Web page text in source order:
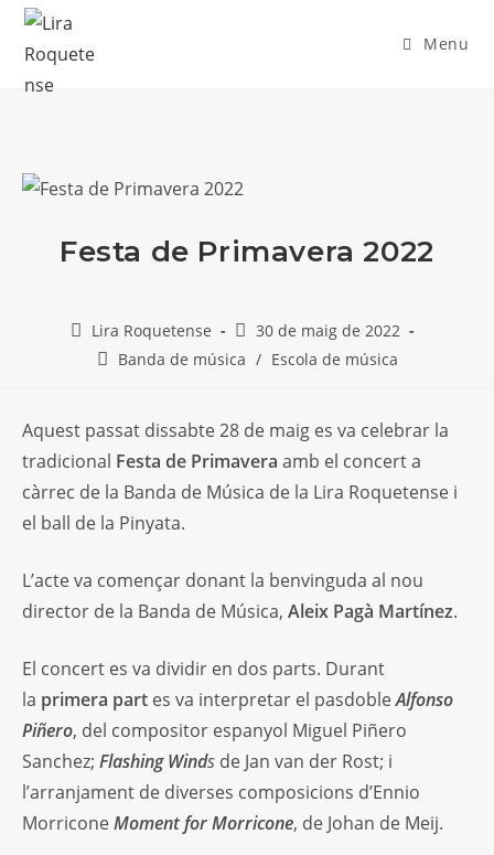
Skip
content
Menu
Festa de Primavera 2022
Post
author:
Lira Roquetense
Post
published:
30 de maig de 2022
PostBanda de música / Escola de música
Aquest passat dissabte 28 de maig es va celebrar la
tradicional Festa de Primavera amb el concert a
càrrec de la Banda de Música de la Lira Roquetense i
el ball de la Pinyata.
L’acte va començar donant la benvinguda al nou
director de la Banda de Música, Aleix Pagà Martínez.
El concert es va dividir en dos parts. Durant
la primera part es va interpretar el pasdobleAlfonso
Piñero, del compositor espanyol Miguel Piñero
Sanchez; Flashing Winds de Jan van der Rost; i
l’arranjament de diverses composicions d’Ennio
MorriconeMoment for Morricone, de Johan de Meij.